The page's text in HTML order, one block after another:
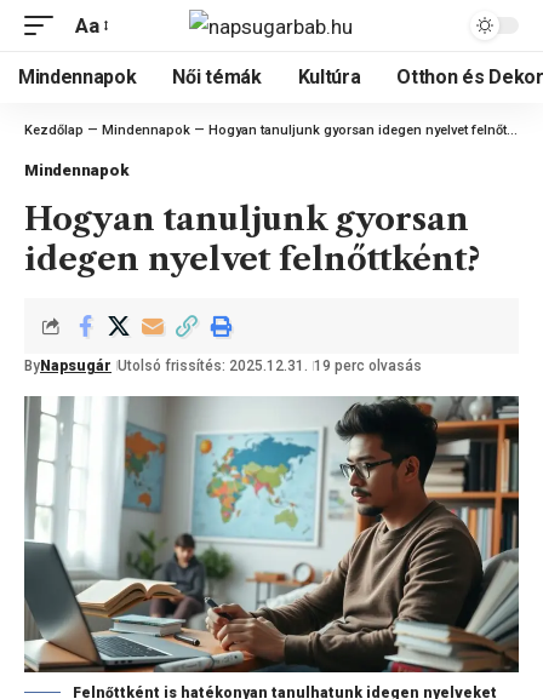
Aa
Mindennapok Női témák Kultúra Otthon és
Kezdőlap — Mindennapok — Hogyan tanuljunk gyorsan idegen nyelvet felnőttként?
Mindennapok
Hogyan tanuljunk gyorsan
idegen nyelvet felnőttként?
By Napsugár Utolsó frissítés: 2025.12.31. 19 perc olvasás
Felnőttként is hatékonyan tanulhatunk idegen nyelveket